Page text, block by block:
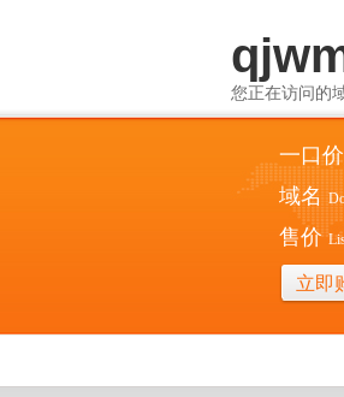
您正在访问的
一口
域名
售价
立即